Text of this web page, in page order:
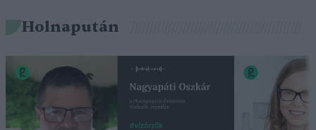
Holnapután